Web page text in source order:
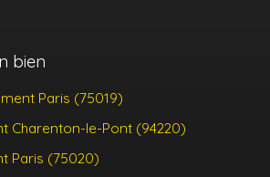
bien
Paris (75019)
Charenton-le-Pont (94220)
Paris (75020)